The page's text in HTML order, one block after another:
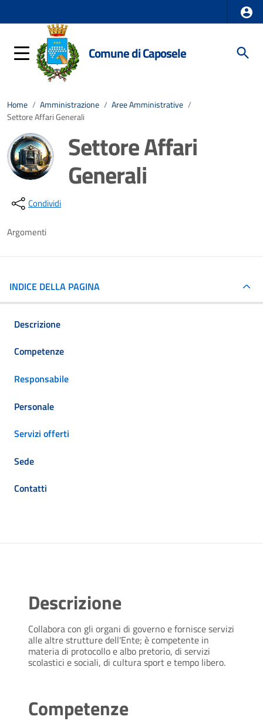
Comune di Caposele
Home / Amministrazione / Aree Amministrative /
Settore Affari Generali
Settore Affari
Generali
Condividi
Argomenti
INDICE DELLA PAGINA
Descrizione
Competenze
Responsabile
Personale
Servizi offerti
Sede
Contatti
Descrizione
Collabora con gli organi di governo e fornisce servizi
alle altre strutture dell'Ente; è competente in
materia di protocollo e albo pretorio, di servizi
scolastici e sociali, di cultura sport e tempo libero.
Competenze